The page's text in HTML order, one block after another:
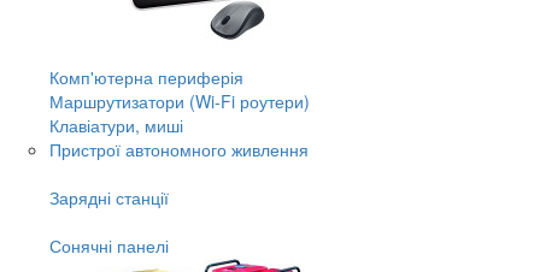
Комп'ютерна периферія
Маршрутизатори (Wi-Fi роутери)
Клавіатури, миші
Пристрої автономного живлення
Зарядні станції
Сонячні панелі